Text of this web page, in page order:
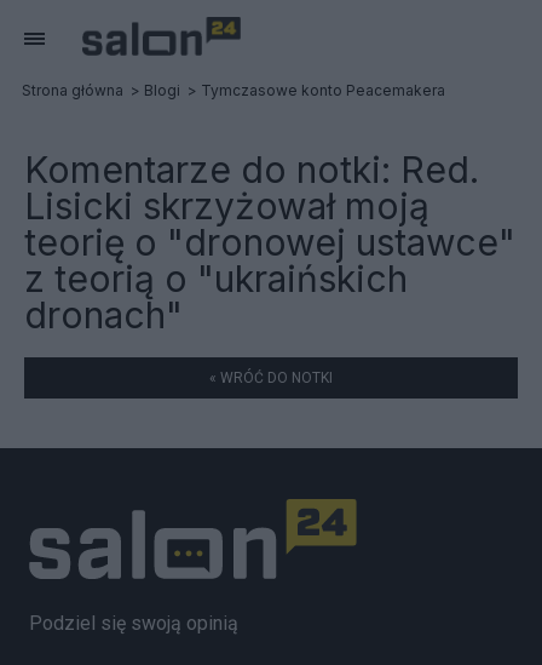
Strona główna Blogi Tymczasowe konto Peacemakera
Komentarze do notki: Red.
Lisicki skrzyżował moją
teorię o "dronowej ustawce"
z teorią o "ukraińskich
dronach"
« WRÓĆ DO NOTKI
Podziel się swoją opinią